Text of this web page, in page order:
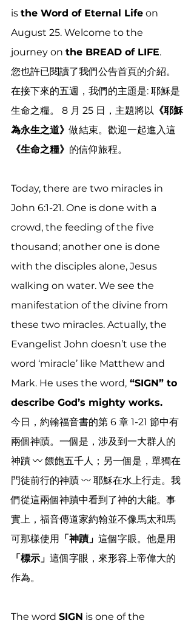
is the Word of Eternal Life on
August 25. Welcome to the
journey on the BREAD of LIFE.
您也許已閱讀了我們公告首頁的介紹。
在接下來的五週，我們的主題是: 耶穌是
生命之糧。 8 月 25 日，主題將以 《耶穌
為永生之道》做結束。歡迎一起進入這
《生命之糧》 的信仰旅程。
Today, there are two miracles in
John 6:1-21. One is done with a
crowd, the feeding of the five
thousand; another one is done
with the disciples alone, Jesus
walking on water. We see the
manifestation of the divine from
these two miracles. Actually, the
Evangelist John doesn’t use the
word ‘miracle’ like Matthew and
Mark. He uses the word, “SIGN” to
describe God’s mighty works.
今日，約翰福音書的第 6 章 1-21 節中有
兩個神蹟。一個是，涉及到一大群人的
神蹟 〰 餵飽五千人；另一個是，單獨在
門徒前行的神蹟 〰 耶穌在水上行走。我
們從這兩個神蹟中看到了神的大能。事
實上，福音傳道家約翰並不像馬太和馬
可那樣使用 「神蹟」 這個字眼。他是用
「標示」 這個字眼，來形容上帝偉大的
作為。
The word SIGN is one of the